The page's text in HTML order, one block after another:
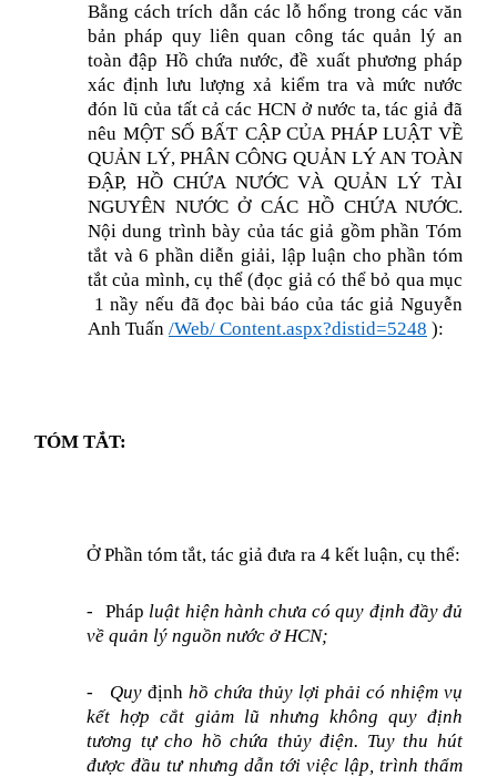
Bằng cách trích dẫn các lỗ hổng trong các văn
bản pháp quy liên quan công tácquản lý an
toàn đập Hồ chứa nước, đề xuất phương pháp
xác định lưu lượng xả kiểm tra và mức nước
đón lũ của tất cả các HCN ở nước ta, tác giả đã
nêuMỘT SỐ BẤT CẬP CỦA PHÁP LUẬT VỀ
QUẢN LÝ, PHÂN CÔNG QUẢN LÝ AN TOÀN
ĐẬP, HỒ CHỨA NƯỚC VÀ QUẢN LÝ TÀI
NGUYÊN NƯỚC Ở CÁC HỒ CHỨA NƯỚC.
Nội dung trình bày của tác giả gồm phần Tóm
tắt và 6 phần diễn giải, lập luận cho phần tóm
tắt của mình, cụ thể (đọc giả có thể bỏ qua mục
1 nầy nếu đã đọc bài báo của tác giả Nguyễn
Anh Tuấn /Web/ Content.aspx?distid=5248 ):
TÓM TẮT:
Ở Phần tóm tắt, tác giả đưa ra 4 kết luận, cụ thể:
- Pháp luật hiện hành chưa có quy định đầy đủ
về quản lý nguồn nước ở HCN;
- Quyđịnh hồ chứa thủy lợi phải có nhiệm vụ
kết hợp cắt giảm lũ nhưng không quy định
tương tự cho hồ chứa thủy điện. Tuy thu hút
được đầu tư nhưng dẫn tới việc lập, trình thẩm